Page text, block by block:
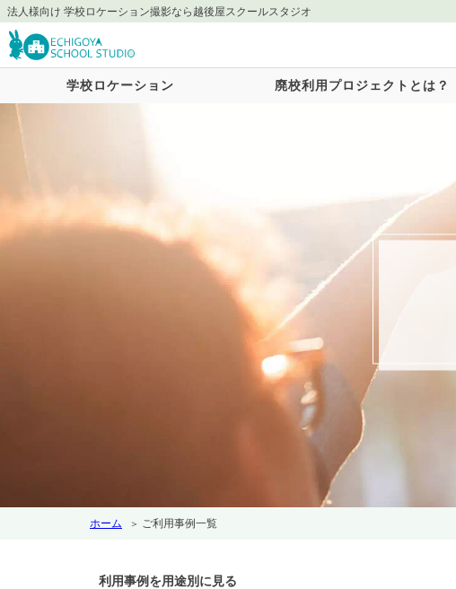
法人様向け 学校ロケーション撮影なら越後屋スクールスタジオ
学校ロケーション 廃校利用プロジェクトとは？
ホーム ご利用事例一覧
利用事例を用途別に見る